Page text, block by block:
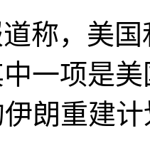
，美国
一项是
朗重建